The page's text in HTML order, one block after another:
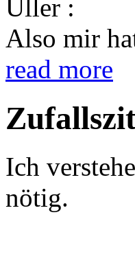
Uller :
Also mir
read more
Ich
nötig.